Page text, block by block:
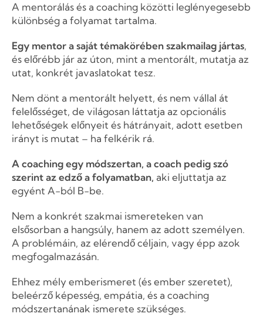
A mentorálás és a coaching közötti leglényegesebb
különbség a folyamat tartalma.
Egy mentor a saját témakörében szakmailag jártas,
és előrébb jár az úton, mint a mentorált, mutatja az
utat, konkrét javaslatokat tesz.
Nem dönt a mentorált helyett, és nem vállal át
felelősséget, de világosan láttatja az opcionális
lehetőségek előnyeit és hátrányait, adott esetben
irányt is mutat – ha felkérik rá.
A coaching egy módszertan, a coach pedig szó
szerint az edző a folyamatban, aki eljuttatja az
egyént A-ból B-be.
Nem a konkrét szakmai ismereteken van
elsősorban a hangsúly, hanem az adott személyen.
A problémáin, az elérendő céljain, vagy épp azok
megfogalmazásán.
Ehhez mély emberismeret (és ember szeretet),
beleérző képesség, empátia, és a coaching
módszertanának ismerete szükséges.